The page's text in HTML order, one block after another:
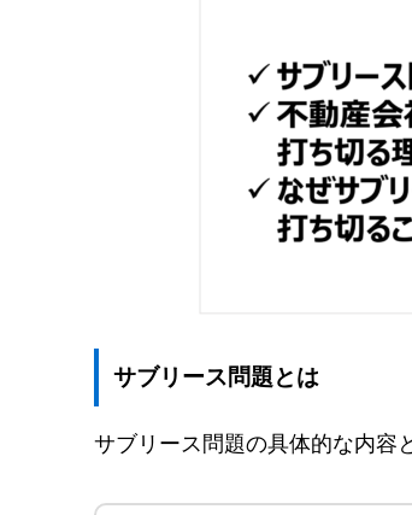
修繕コストの発生
サブリースを切られたら不
サブリース問題のトラブル事例
サブリース業者が倒産し賃
サブリース減額による失敗
サブリース契約が解除でき
逆ざやサブリース
信用できるサブリース会社
サブリース問題とは
サブリース問題の具体的な内容